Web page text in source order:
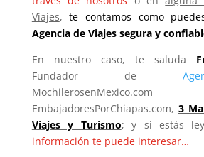
Viajes,te contamos como
Agencia de Viajes segura y
En nuestro caso, te saluda
Fundador de
EmbajadoresPorChiapas.com, 3
Viajes y Turismo; y si estás
información te puede interesar…